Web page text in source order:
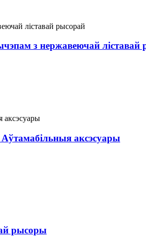
з нержавеючай ліставай
аксэсуары
рысоры